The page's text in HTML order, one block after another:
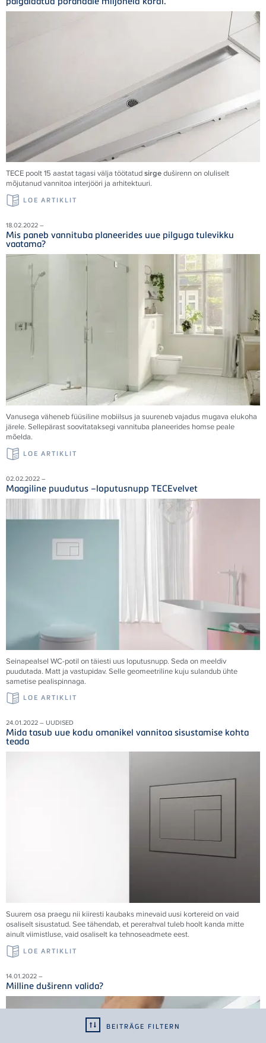
BEITRÄGE FILTERN
TECE poolt 15 aastat tagasi välja töötatudsirgeduširenn on oluliselt
mõjutanud vannitoa interjööri ja arhitektuuri.
LOE ARTIKLIT
18.02.2022 –
Mis paneb vannituba planeerides uue pilguga tulevikku
vaatama?
Vanusega väheneb füüsiline mobiilsus ja suureneb vajadus mugava elukoha
järele. Sellepärast soovitataksegi vannituba planeerides homse peale
mõelda.
LOE ARTIKLIT
02.02.2022 –
Maagiline puudutus –loputusnupp TECEvelvet
Seinapealsel WC-potil on täiesti uus loputusnupp. Seda on meeldiv
puudutada. Matt ja vastupidav. Selle geomeetriline kuju sulandub ühte
sametise pealispinnaga.
LOE ARTIKLIT
24.01.2022 – UUDISED
Mida tasub uue kodu omanikel vannitoa sisustamise kohta
teada
Suurem osa praegu nii kiiresti kaubaks minevaid uusi kortereid on vaid
osaliselt sisustatud. See tähendab, et pererahval tuleb hoolt kanda mitte
ainult viimistluse, vaid osaliselt ka tehnoseadmete eest.
LOE ARTIKLIT
14.01.2022 –
Milline duširenn valida?